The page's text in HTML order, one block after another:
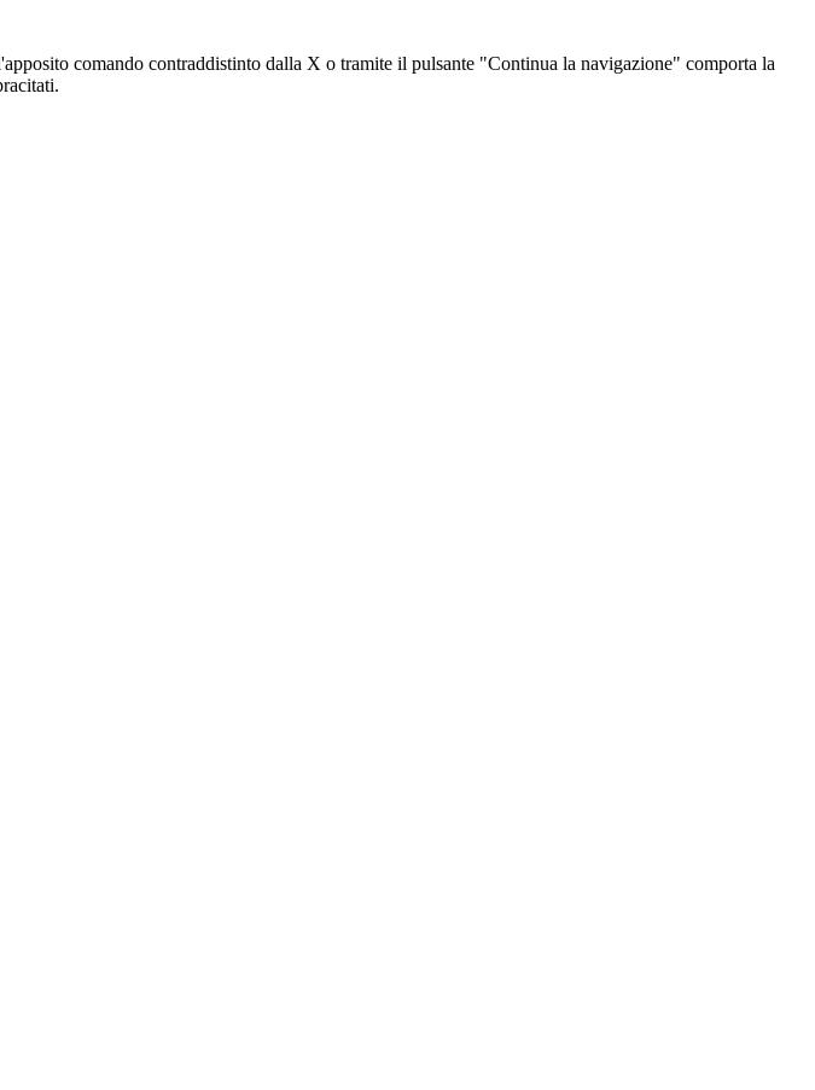
comando contraddistinto dalla X o tramite il pulsante "Continua la navigazione" comporta la